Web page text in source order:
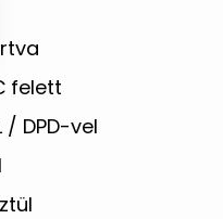
felett
/ DPD-vel